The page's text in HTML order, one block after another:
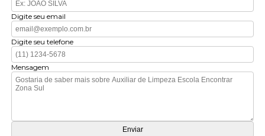
Digite seu email
Digite seu telefone
Mensagem